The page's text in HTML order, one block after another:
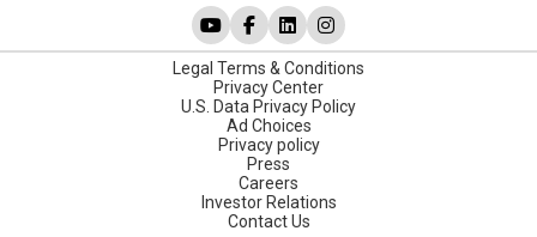
Legal Terms & Conditions
Privacy Center
U.S. Data Privacy Policy
Ad Choices
Privacy policy
Press
Careers
Investor Relations
Contact Us